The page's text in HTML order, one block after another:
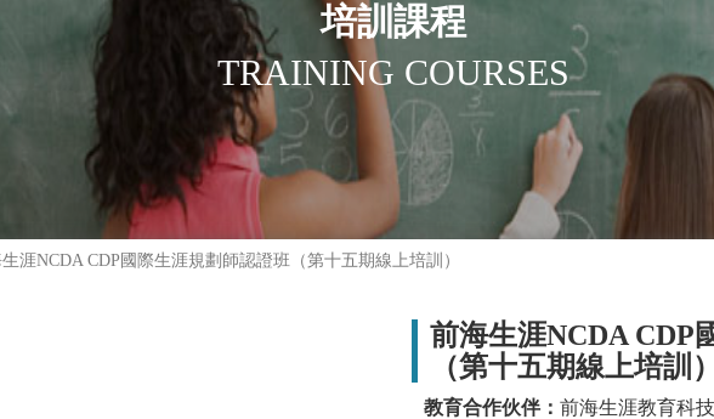
培訓課程
TRAINING COURSES
涯NCDA CDP國際生涯規劃師認證班（第十五期線上培訓）
前海生涯NCDA CDP
（第十五期線上培訓）
教育合作伙伴： 前海生涯教育科